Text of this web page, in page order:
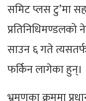
समिट प्लस टु’मा
प्रतिनिधिमण्डलको
साउन ६ गते
फर्किन लागेका हुन्।